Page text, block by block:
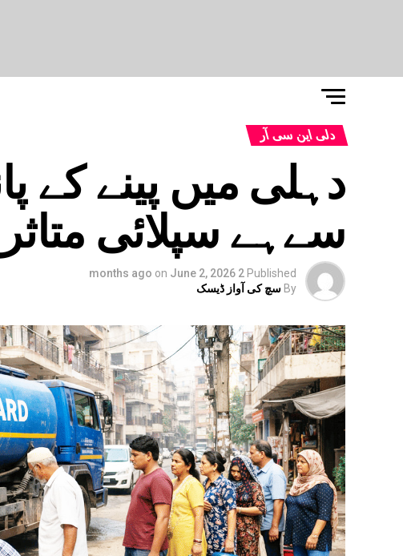
دلی این سی آر
سےہے سپلائی متاثر
Published
2 months ago
on June 2, 2026
By سچ کی آواز ڈیسک